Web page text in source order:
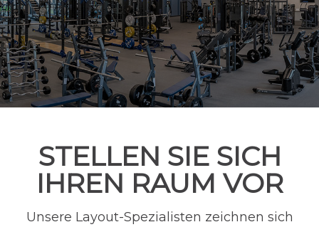
STELLEN SIE SICH
IHREN RAUM VOR
Unsere Layout-Spezialisten zeichnen sich